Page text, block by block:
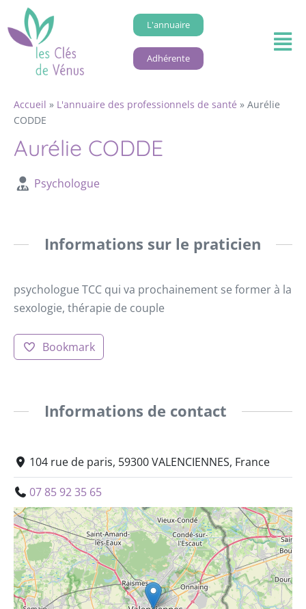
L'annuaire
Adhérente
Accueil » L'annuaire des professionnels de santé » Aurélie
CODDE
Aurélie CODDE
Psychologue
Informations sur le praticien
psychologue TCC qui va prochainement se former à la
sexologie, thérapie de couple
Bookmark
Informations de contact
104 rue de paris, 59300 VALENCIENNES, France
07 85 92 35 65